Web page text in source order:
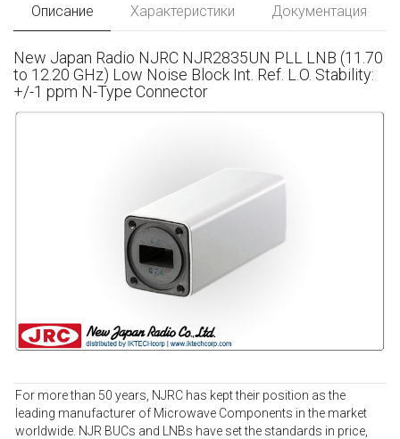
Описание Характеристики Документация
New Japan Radio NJRC NJR2835UN PLL LNB (11.70
to 12.20 GHz) Low Noise Block Int. Ref. L.O. Stability:
+/-1 ppm N-Type Connector
For more than 50 years, NJRC has kept their position as the
leading manufacturer of Microwave Components in the market
worldwide. NJR BUCs and LNBs have set the standards in price,